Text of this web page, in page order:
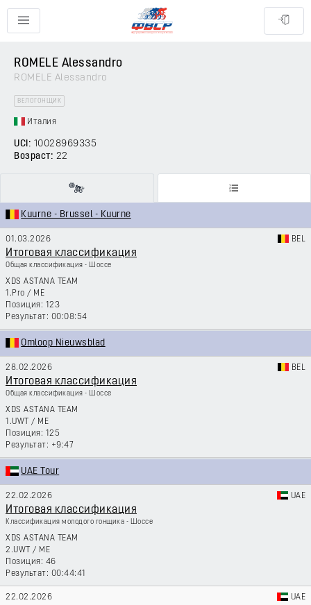
ROMELE Alessandro
ROMELE Alessandro
ВЕЛОГОНЩИК
Италия
UCI: 10028969335
Возраст: 22
Kuurne - Brussel - Kuurne
01.03.2026 BEL
Итоговая классификация
Общая классификация - Шоссе
XDS ASTANA TEAM
1.Pro / ME
123
00:08:54
Omloop Nieuwsblad
28.02.2026 BEL
Итоговая классификация
Общая классификация - Шоссе
XDS ASTANA TEAM
1.UWT / ME
125
+9:47
UAE Tour
22.02.2026 UAE
Итоговая классификация
Классификация молодого гонщика - Шоссе
XDS ASTANA TEAM
2.UWT / ME
46
00:44:41
22.02.2026 UAE